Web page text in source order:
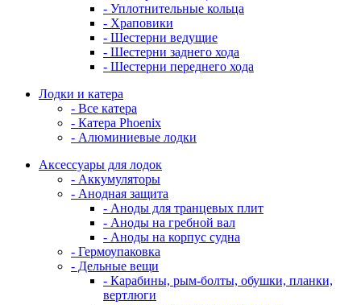
- Уплотнительные кольца
- Храповики
- Шестерни ведущие
- Шестерни заднего хода
- Шестерни переднего хода
Лодки и катера
- Все катера
- Катера Phoenix
- Алюминиевые лодки
Аксессуары для лодок
- Аккумуляторы
- Анодная защита
- Аноды для транцевых плит
- Аноды на гребной вал
- Аноды на корпус судна
- Гермоупаковка
- Дельные вещи
- Карабины, рым-болты, обушки, планки,
вертлюги